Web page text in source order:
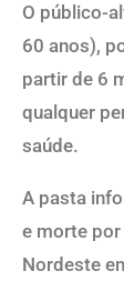
O público-
60 anos),
partir de 6
qualquer
saúde.
A pasta
e morte
Nordeste